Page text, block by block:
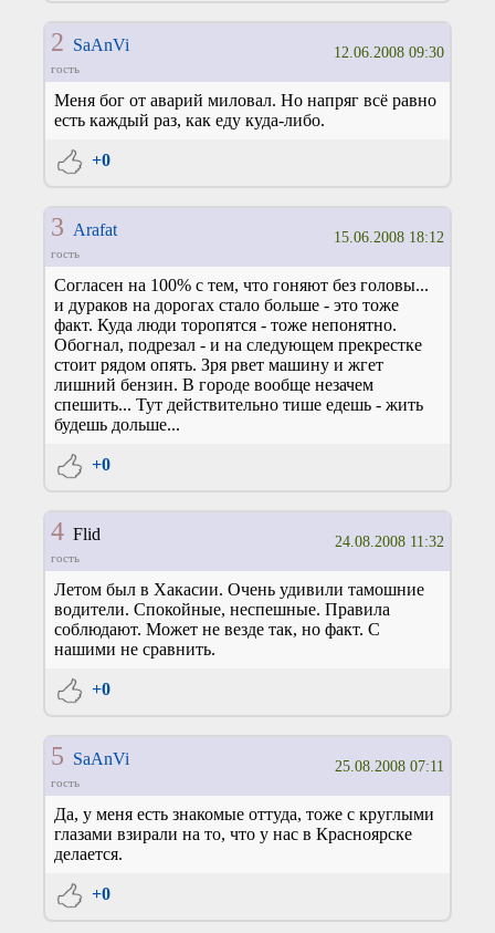
2 SaAnVi
гость
12.06.2008 09:30
Меня бог от аварий миловал. Но напряг всё равно
есть каждый раз, как еду куда-либо.
+0
3 Arafat
гость
15.06.2008 18:12
Согласен на 100% с тем, что гоняют без головы...
и дураков на дорогах стало больше - это тоже
факт. Куда люди торопятся - тоже непонятно.
Обогнал, подрезал - и на следующем прекрестке
стоит рядом опять. Зря рвет машину и жгет
лишний бензин. В городе вообще незачем
спешить... Тут действительно тише едешь - жить
будешь дольше...
+0
4Flid
гость
24.08.2008 11:32
Летом был в Хакасии. Очень удивили тамошние
водители. Спокойные, неспешные. Правила
соблюдают. Может не везде так, но факт. С
нашими не сравнить.
+0
5 SaAnVi
гость
25.08.2008 07:11
Да, у меня есть знакомые оттуда, тоже с круглыми
глазами взирали на то, что у нас в Красноярске
делается.
+0